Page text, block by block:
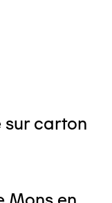
sur carton